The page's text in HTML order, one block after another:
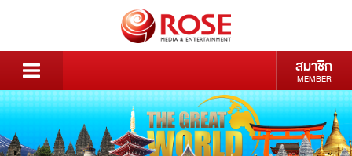
สมาชิก
MEMBER